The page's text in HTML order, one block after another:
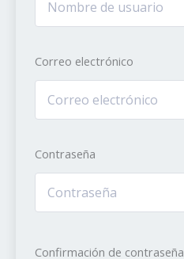
Correo electrónico
Contraseña
Confirmación de contraseña